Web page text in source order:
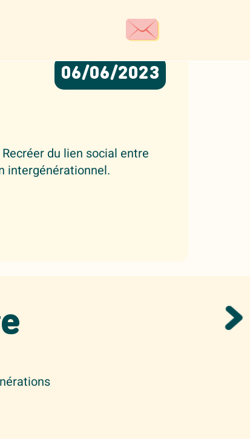
06/06/2023
du lien social entre
intergénérationnel.